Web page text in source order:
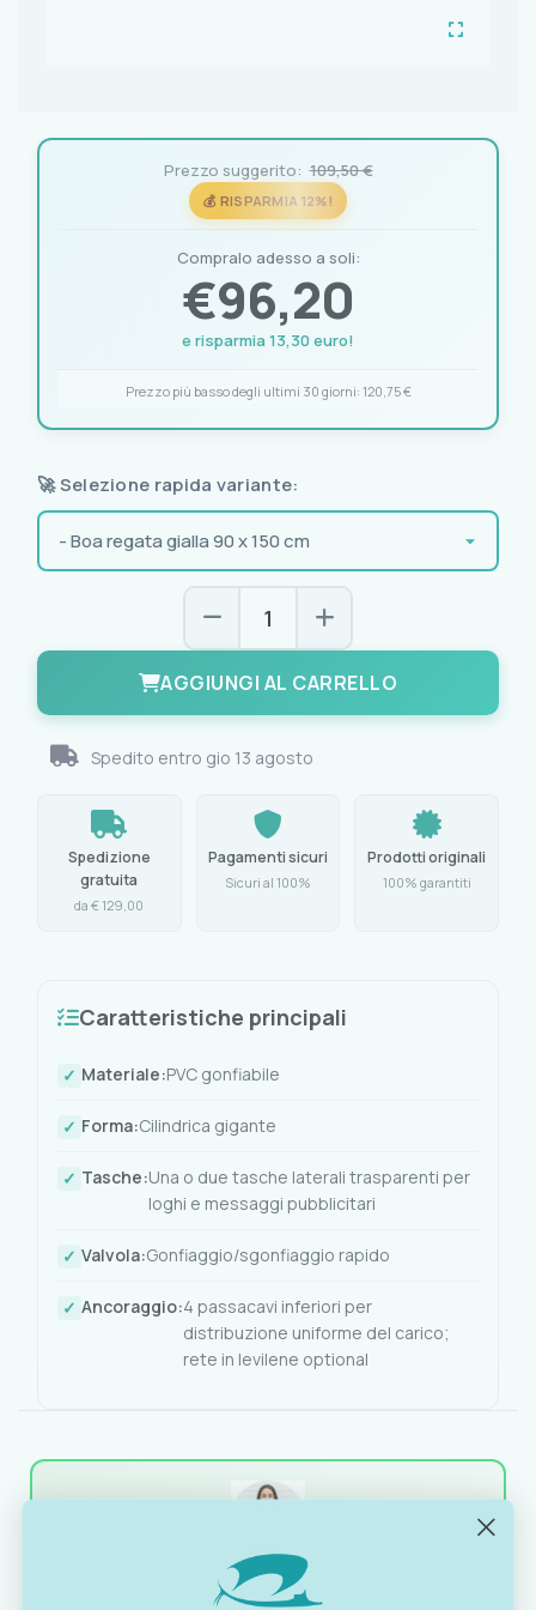
Prezzo suggerito: 109,50 €
💰 RISPARMIA 12%!
Compralo adesso a soli:
€96,20
e risparmia 13,30 euro!
Prezzo più basso degli ultimi 30 giorni: 120,75 €
🚀 Selezione rapida variante:
AGGIUNGI AL CARRELLO
Spedito entro gio 13 agosto
Spedizione
gratuita
da € 129,00
Pagamenti sicuri
Sicuri al 100%
Prodotti originali
100% garantiti
Caratteristiche principali
Materiale:PVC gonfiabile
Forma:Cilindrica gigante
Tasche:Una o due tasche laterali trasparenti per
loghi e messaggi pubblicitari
Valvola:Gonfiaggio/sgonfiaggio rapido
Ancoraggio:4 passacavi inferiori per
distribuzione uniforme del carico;
rete in levilene optional
OTTAVIA